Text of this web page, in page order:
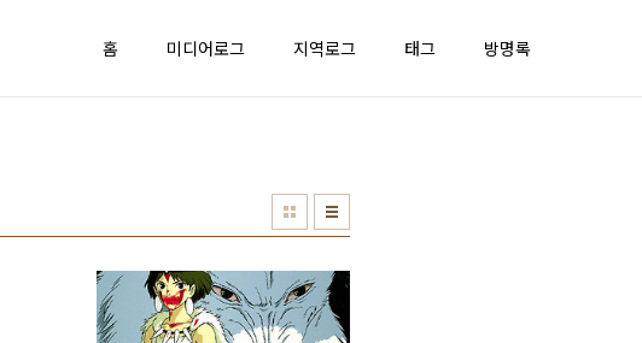
홈 미디어로그 지역로그 태그 방명록